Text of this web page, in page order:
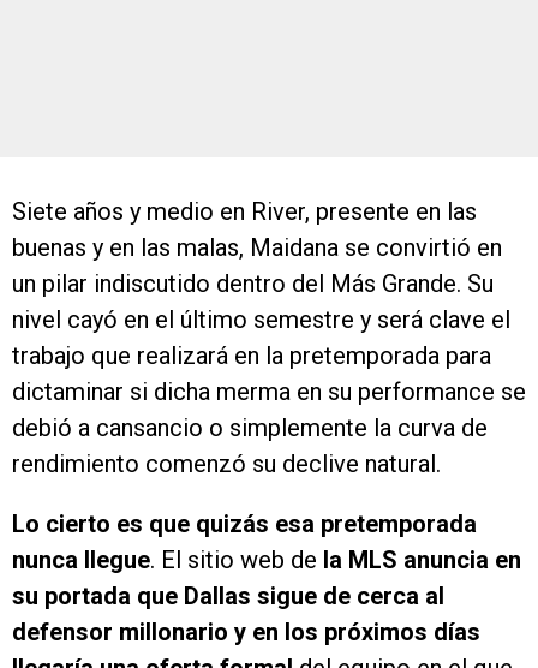
Siete años y medio en River, presente en las
buenas y en las malas, Maidana se convirtió en
un pilar indiscutido dentro del Más Grande. Su
nivel cayó en el último semestre y será clave el
trabajo que realizará en la pretemporada para
dictaminar si dicha merma en su performance se
debió a cansancio o simplemente la curva de
rendimiento comenzó su declive natural.
Lo cierto es que quizás esa pretemporada
nunca llegue. El sitio web de la MLS anuncia en
su portada que Dallas sigue de cerca al
defensor millonario y en los próximos días